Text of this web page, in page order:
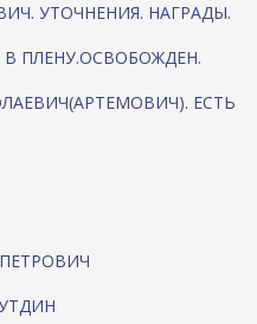
УТОЧНЕНИЯ. НАГРАДЫ.
В ПЛЕНУ.ОСВОБОЖДЕН.
ЕСТЬ